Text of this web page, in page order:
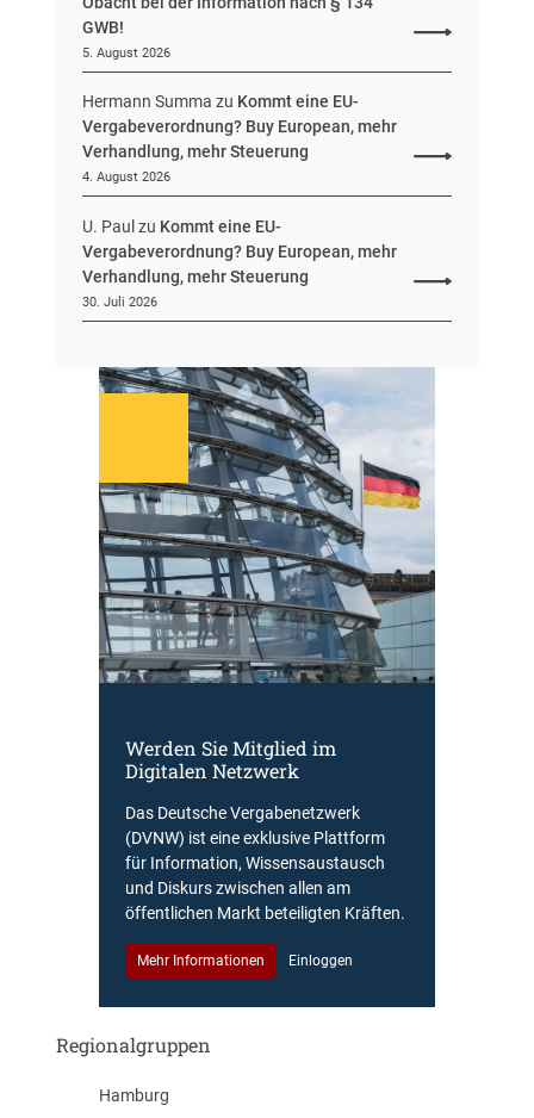
GWB!
5. August 2026
Hermann Summa zu Kommt eine EU-
Vergabeverordnung? Buy European, mehr
Verhandlung, mehr Steuerung
4. August 2026
U. Paulzu Kommt eine EU-
Vergabeverordnung? Buy European, mehr
Verhandlung, mehr Steuerung
30. Juli 2026
Werden Sie Mitglied im
Digitalen Netzwerk
Das Deutsche Vergabenetzwerk
(DVNW) ist eine exklusive Plattform
für Information, Wissensaustausch
und Diskurs zwischen allen am
öffentlichen Markt beteiligten Kräften.
Mehr Informationen Einloggen
Regionalgruppen
Hamburg